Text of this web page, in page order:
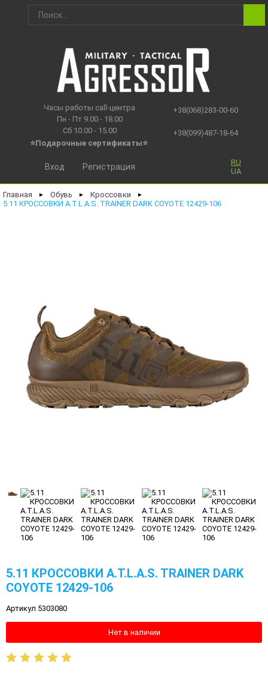
Часы работы call-центра
Пн - Пт 9.00 - 18.00
Сб 10.00 - 15.00
⭐Подарочные сертификаты⭐
+38(068)283-00-60
+38(099)487-18-64
RU
UA
Вход Регистрация
Главная ► Обувь ► Кроссовки ►
5.11 КРОССОВКИ A.T.L.A.S. TRAINER DARK COYOTE 12429-106
5.11 КРОССОВКИ A.T.L.A.S. TRAINER DARK
COYOTE 12429-106
Артикул 5303080
Нет в наличии